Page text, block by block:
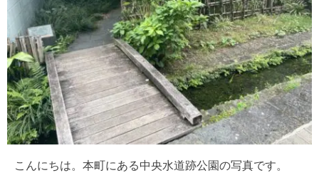
こんにちは。本町にある中央水道跡公園の写真です。